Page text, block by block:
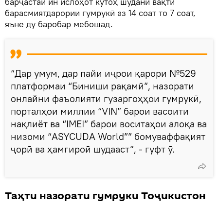
барасмиятдарории гумрукӣ аз 14 соат то 7 соат,
яъне ду баробар мебошад.
“Дар умум, дар пайи иҷрои қарори №529
платформаи “Биниши рақамӣ”, назорати
онлайни фаъолияти гузаргоҳҳои гумрукӣ,
порталҳои миллии “VIN” барои васоити
нақлиёт ва “IMEI” барои воситаҳои алоқа ва
низоми “ASYCUDA World”” бомуваффақият
ҷорӣ ва ҳамгироӣ шудааст”, - гуфт ӯ.
Таҳти назорати гумруки Тоҷикистон